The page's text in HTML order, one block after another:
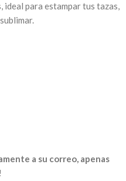
ideal para estampar tus tazas,
a su correo, apenas